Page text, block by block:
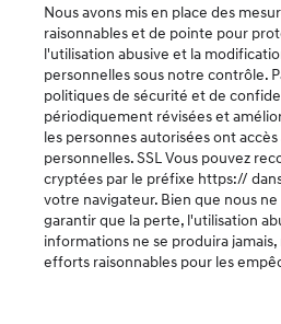
Nous avons mis en place des
raisonnables et de pointe pour
l'utilisation abusive et la
personnelles sous notre contrôle.
politiques de sécurité et de
périodiquement révisées et
les personnes autorisées ont
personnelles. SSL Vous pouvez
cryptées par le préfixe https://
votre navigateur. Bien que nous
garantir que la perte, l'utilisation
informations ne se produira
efforts raisonnables pour les